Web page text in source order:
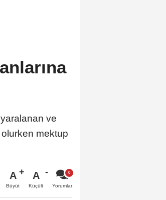
ve
mektup
A
Büyüt
A
Küçült Yorumlar